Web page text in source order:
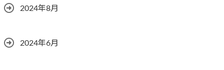
2024年8月
2024年6月